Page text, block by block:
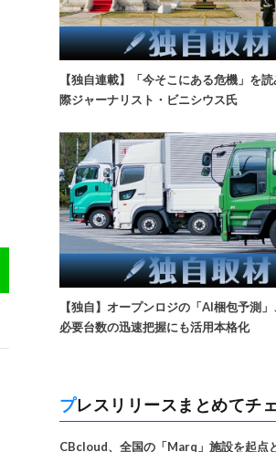
【独自連載】「今そこにある危機」を
際ジャーナリスト・ビニシウス氏
【独自】オープンロジの「AI梱包予測
必要台数の迅速把握にも活用本格化
プレスリリースまとめてチ
CBcloud、全国の「Marq」施設を起点